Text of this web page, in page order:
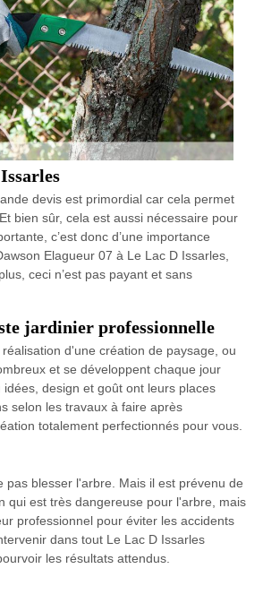
devis est primordial car cela permet
bien sûr, cela est aussi nécessaire pour
c’est donc d’une importance
Elagueur 07 à Le Lac D Issarles,
ceci n’est pas payant et sans
jardinier professionnelle
d'une création de paysage, ou
et se développent chaque jour
design et goût ont leurs places
selon les travaux à faire après
totalement perfectionnés pour vous.
pas blesser l'arbre. Mais il est prévenu de
qui est très dangereuse pour l'arbre, mais
professionnel pour éviter les accidents
dans tout Le Lac D Issarles
les résultats attendus.